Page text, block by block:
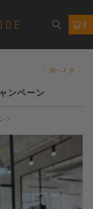
0
前へ / 次
ンペーン
ト